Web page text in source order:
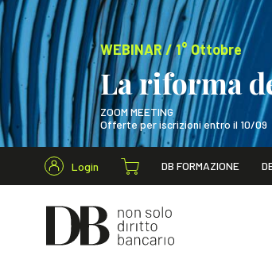
WEBINAR / 1° Ottobre
La riforma
ZOOM MEETING
Offerte per iscrizioni entro il 10/09
Login DB FORMAZIONE